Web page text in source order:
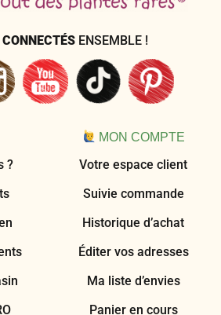
CONNECTÉS ENSEMBLE !
?
MON COMPTE
Votre espace client
Suivie commande
Historique d’achat
Éditer vos adresses
Ma liste d’envies
Panier en cours